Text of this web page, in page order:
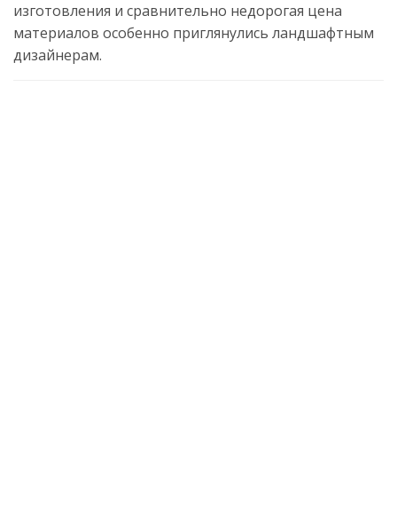
изготовления и сравнительно недорогая цена
материалов особенно приглянулись ландшафтным
дизайнерам.